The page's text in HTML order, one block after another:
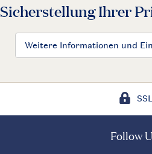
Sicherstellung Ihrer
Weitere Informationen und
Follow